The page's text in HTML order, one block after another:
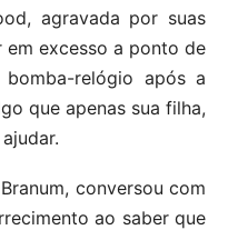
agravada por suas
em excesso a ponto de
relógio após a
que apenas sua filha,
conversou com
ao saber que